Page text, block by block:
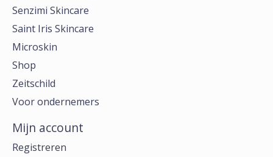
Senzimi Skincare
Saint Iris Skincare
Microskin
Shop
Zeitschild
Voor ondernemers
Mijn account
Registreren